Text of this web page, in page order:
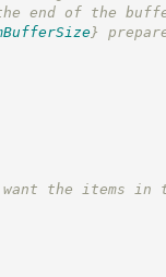
of the buffer,
}
items in